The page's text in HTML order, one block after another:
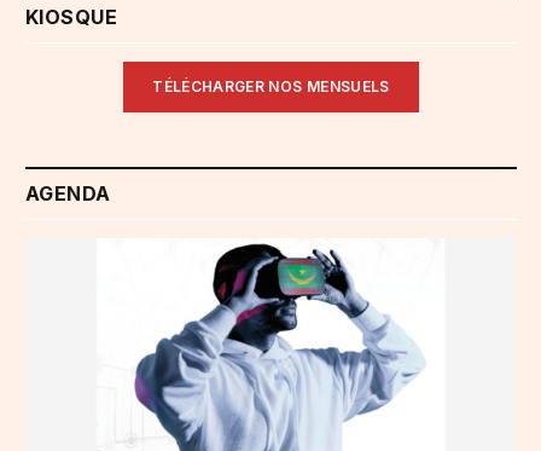
KIOSQUE
TÉLÉCHARGER NOS MENSUELS
AGENDA